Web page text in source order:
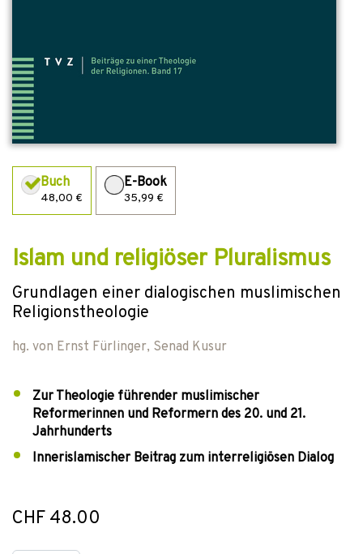
Buch
48,00 €
E-Book
35,99 €
Islam und religiöser Pluralismus
Grundlagen einer dialogischen muslimischen
Religionstheologie
hg. von Ernst Fürlinger, Senad Kusur
Zur Theologie führender muslimischer
Reformerinnen und Reformern des 20. und 21.
Jahrhunderts
Innerislamischer Beitrag zum interreligiösen Dialog
CHF 48.00